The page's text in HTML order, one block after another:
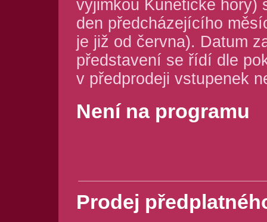
výjimkou Kunětické hory)
den předcházejícího
je již od června). Datum
představení se řídí dle
v předprodeji vstupenek
Není na programu
Prodej